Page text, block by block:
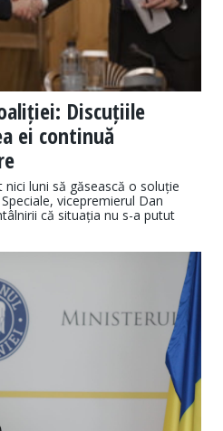
Discuțiile
ei continuă
nici luni să găsească o soluție
vicepremierul Dan
că situația nu s-a putut